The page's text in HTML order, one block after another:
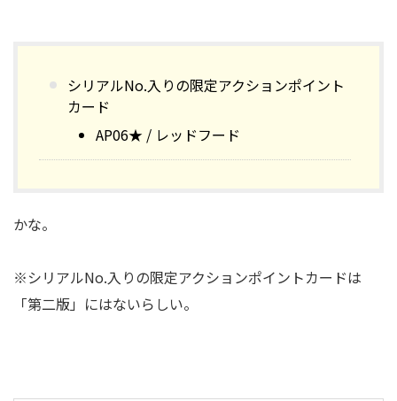
シリアルNo.入りの限定アクションポイント
カード
AP06★ / レッドフード
かな。
※シリアルNo.入りの限定アクションポイントカードは
「第二版」にはないらしい。